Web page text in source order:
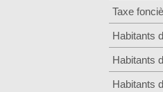
Taxe
Habitants
Habitants
Habitants